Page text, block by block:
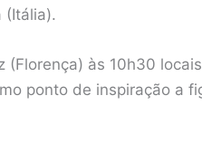
(Itália).
(Florença) às 10h30
ponto de inspiração a